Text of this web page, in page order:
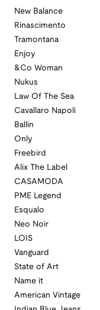
New Balance
Rinascimento
Tramontana
Enjoy
&Co Woman
Nukus
Law Of The Sea
Cavallaro Napoli
Ballin
Only
Freebird
Alix The Label
CASAMODA
PME Legend
Esqualo
Neo Noir
LOIS
Vanguard
State of Art
Name it
American Vintage